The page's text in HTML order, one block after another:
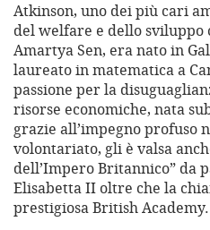
Atkinson, uno dei più cari
del welfare e dello sviluppo
Amartya Sen, era nato in
laureato in matematica a
passione per la
risorse economiche, nata
grazie all’impegno profuso
volontariato, gli è valsa
dell’Impero Britannico” da
Elisabetta II oltre che la
prestigiosa British Academy.